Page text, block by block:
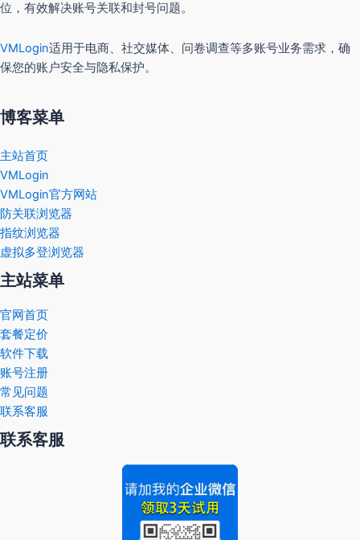
位，有效解决账号关联和封号问题。
VMLogin适用于电商、社交媒体、问卷调查等多账号业务需求，确
保您的账户安全与隐私保护。
博客菜单
主站首页
VMLogin
VMLogin官方网站
防关联浏览器
指纹浏览器
虚拟多登浏览器
主站菜单
官网首页
套餐定价
软件下载
账号注册
常见问题
联系客服
联系客服